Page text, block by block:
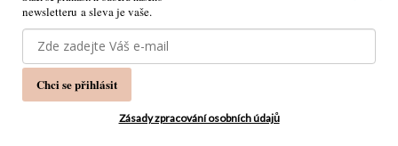
Používáme cookies, abychom vám umožnili pohodlné
prohlížení webu a díky analýze webu neustále zlepšovat
jeho funkce, výkon a použitelnost.
newsletteru a sleva je vaše.
Chci se přihlásit
Zásady zpracování osobních údajů